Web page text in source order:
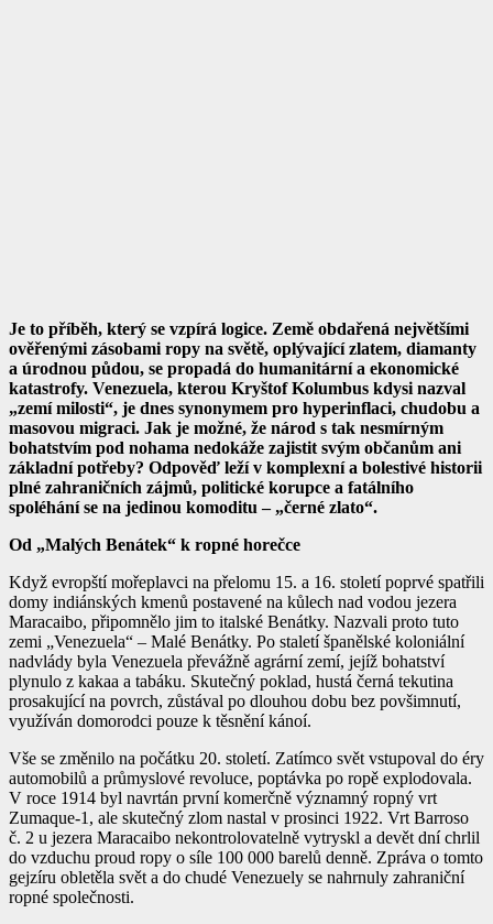
Je to příběh, který se vzpírá logice. Země obdařená největšími
ověřenými zásobami ropy na světě, oplývající zlatem, diamanty
a úrodnou půdou, se propadá do humanitární a ekonomické
katastrofy. Venezuela, kterou Kryštof Kolumbus kdysi nazval
„zemí milosti“, je dnes synonymem pro hyperinflaci, chudobu a
masovou migraci. Jak je možné, že národ s tak nesmírným
bohatstvím pod nohama nedokáže zajistit svým občanům ani
základní potřeby? Odpověď leží v komplexní a bolestivé historii
plné zahraničních zájmů, politické korupce a fatálního
spoléhání se na jedinou komoditu – „černé zlato“.
Od „Malých Benátek“ k ropné horečce
Když evropští mořeplavci na přelomu 15. a 16. století poprvé spatřili
domy indiánských kmenů postavené na kůlech nad vodou jezera
Maracaibo, připomnělo jim to italské Benátky. Nazvali proto tuto
zemi „Venezuela“ – Malé Benátky. Po staletí španělské koloniální
nadvlády byla Venezuela převážně agrární zemí, jejíž bohatství
plynulo z kakaa a tabáku. Skutečný poklad, hustá černá tekutina
prosakující na povrch, zůstával po dlouhou dobu bez povšimnutí,
využíván domorodci pouze k těsnění kánoí.
Vše se změnilo na počátku 20. století. Zatímco svět vstupoval do éry
automobilů a průmyslové revoluce, poptávka po ropě explodovala.
V roce 1914 byl navrtán první komerčně významný ropný vrt
Zumaque-1, ale skutečný zlom nastal v prosinci 1922. Vrt Barroso
č. 2 u jezera Maracaibo nekontrolovatelně vytryskl a devět dní chrlil
do vzduchu proud ropy o síle 100 000 barelů denně. Zpráva o tomto
gejzíru obletěla svět a do chudé Venezuely se nahrnuly zahraniční
ropné společnosti.